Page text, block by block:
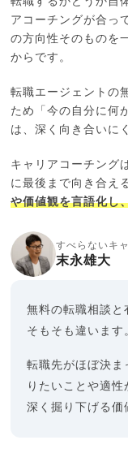
アコーチングが合っ
の方向性そのものを
からです。
転職エージェントの
ため「今の自分に何
は、深く向き合いに
キャリアコーチング
に最後まで向き合え
や価値観を言語化し
すべらないキ
末永雄大
無料の転職相談と
そもそも違います
転職先がほぼ決ま
りたいことや適
深く掘り下げる価